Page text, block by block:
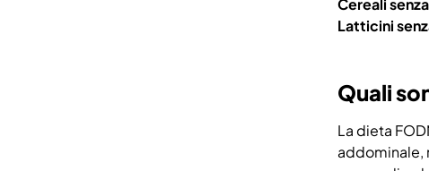
Latticini
Quali
La dieta
addominale,